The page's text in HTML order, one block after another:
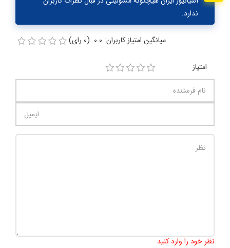
ندارد.
میانگین امتیاز کاربران: 0.0 (0 رای)
امتیاز
نظر خود را وارد کنید